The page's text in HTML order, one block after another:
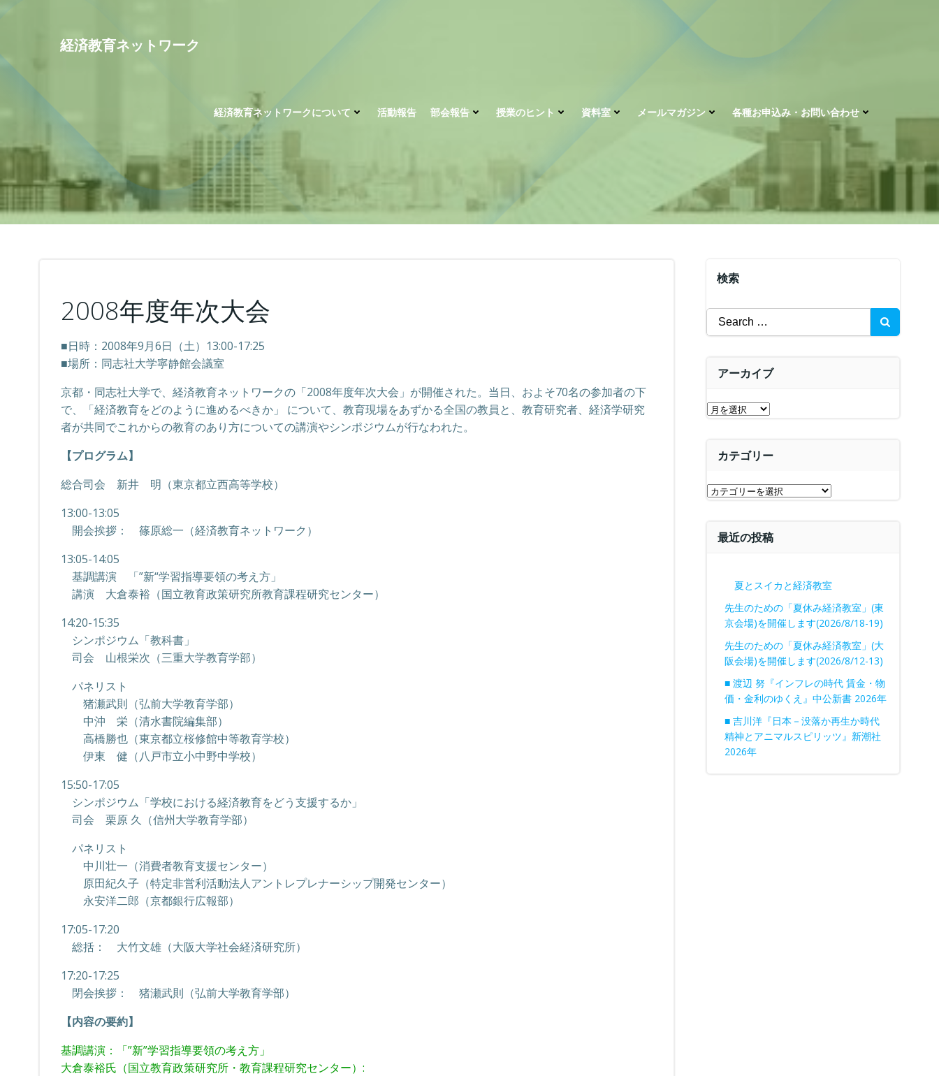
ン
プ
経済教育ネットワーク
経済教育ネットワークについて 活動報告 部会報告 授業のヒント 資料室 メールマガジン 各種お申込み・お問い合わせ
2008年度年次大会
■日時：2008年9月6日（土）13:00-17:25
■場所：同志社大学寧静館会議室
京都・同志社大学で、経済教育ネットワークの「2008年度年次大会」が開催された。当日、およそ70名の参加者の下
で、「経済教育をどのように進めるべきか」 について、教育現場をあずかる全国の教員と、教育研究者、経済学研究
者が共同でこれからの教育のあり方についての講演やシンポジウムが行なわれた。
【プログラム】
総合司会 新井 明（東京都立西高等学校）
13:00-13:05
開会挨拶： 篠原総一（経済教育ネットワーク）
13:05-14:05
基調講演 「”新“学習指導要領の考え方」
講演 大倉泰裕（国立教育政策研究所教育課程研究センター）
14:20-15:35
シンポジウム「教科書」
司会 山根栄次（三重大学教育学部）
パネリスト
猪瀬武則（弘前大学教育学部）
中沖 栄（清水書院編集部）
高橋勝也（東京都立桜修館中等教育学校）
伊東 健（八戸市立小中野中学校）
15:50-17:05
シンポジウム「学校における経済教育をどう支援するか」
司会 栗原 久（信州大学教育学部）
パネリスト
中川壮一（消費者教育支援センター）
原田紀久子（特定非営利活動法人アントレプレナーシップ開発センター）
永安洋二郎（京都銀行広報部）
17:05-17:20
総括： 大竹文雄（大阪大学社会経済研究所）
17:20-17:25
閉会挨拶： 猪瀬武則（弘前大学教育学部）
【内容の要約】
基調講演：「”新”学習指導要領の考え方」
大倉泰裕氏（国立教育政策研究所・教育課程研究センター）:
検索
Search
for:
アーカイブ
ア
カテゴリー
カ
最近の投稿
夏とスイカと経済教室
先生のための「夏休み経済教室」(東
京会場)を開催します(2026/8/18-19)
先生のための「夏休み経済教室」(大
阪会場)を開催します(2026/8/12-13)
■ 渡辺 努『インフレの時代 賃金・物
価・金利のゆくえ』中公新書 2026年
■ 吉川洋『日本－没落か再生か時代
精神とアニマルスピリッツ』新潮社
2026年